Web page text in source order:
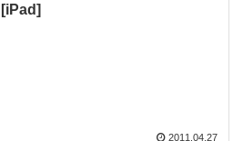
[iPad]
2011.04.27